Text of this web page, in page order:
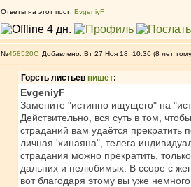
Ответы на этот пост: EvgeniyF
№458520 Добавлено: Вт 27 Ноя 18, 10:36 (8 лет
Горсть листьев пишет:
EvgeniyF
Замените "истинно ищущего" на
Действительно, вся суть в том,
страданий вам удаётся прекратить
личная 'хинаяна", телега
страдания можно прекратить,
дальних и нелюбимых. В ссоре с
вот благодаря этому вы уже